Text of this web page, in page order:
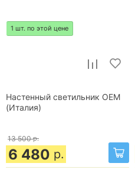
1 шт. по этой цене
Настенный светильник OEM
(Италия)
13 500 р.
6 480 р.